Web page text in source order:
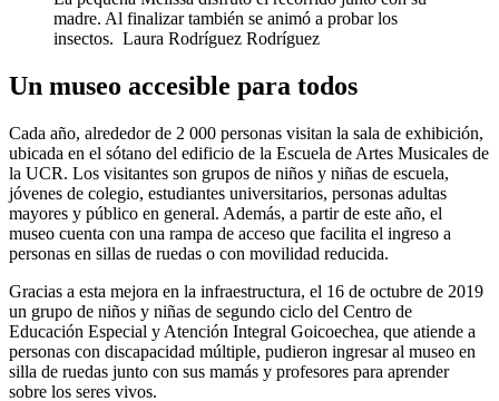
madre. Al finalizar también se animó a probar los
insectos. Laura Rodríguez Rodríguez
Un museo accesible para todos
Cada año, alrededor de 2 000 personas visitan la sala de exhibición,
ubicada en el sótano del edificio de la Escuela de Artes Musicales de
la UCR. Los visitantes son grupos de niños y niñas de escuela,
jóvenes de colegio, estudiantes universitarios, personas adultas
mayores y público en general. Además, a partir de este año, el
museo cuenta con una rampa de acceso que facilita el ingreso a
personas en sillas de ruedas o con movilidad reducida.
Gracias a esta mejora en la infraestructura, el 16 de octubre de 2019
un grupo de niños y niñas de segundo ciclo del Centro de
Educación Especial y Atención Integral Goicoechea, que atiende a
personas con discapacidad múltiple, pudieron ingresar al museo en
silla de ruedas junto con sus mamás y profesores para aprender
sobre los seres vivos.